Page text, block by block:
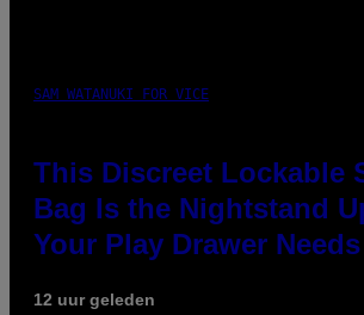
SAM WATANUKI FOR VICE
This Discreet Lockable
Bag Is the Nightstand
Your Play Drawer Needs
12 uur geleden